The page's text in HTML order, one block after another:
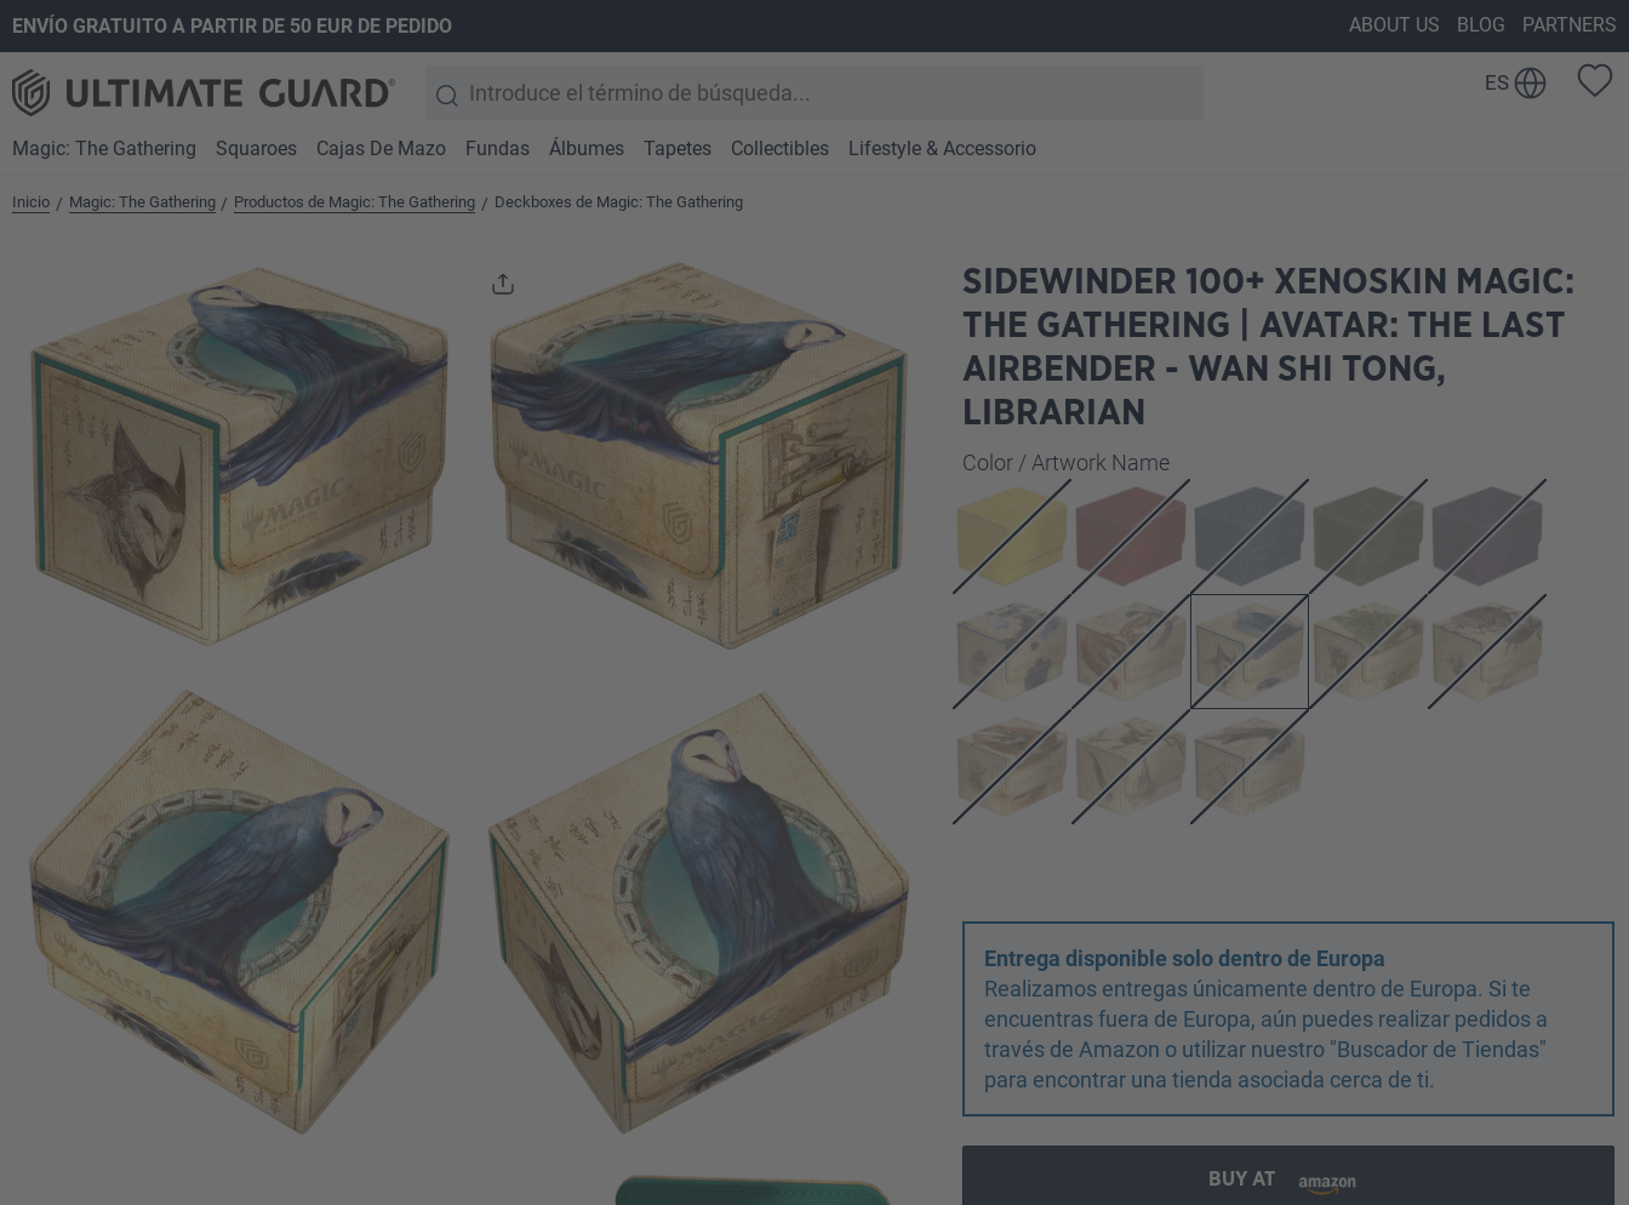
Saltar a la navegación principal
ENVÍO GRATUITO A PARTIR DE 50 EUR DE PEDIDO ABOUT US BLOG PARTNERS
ES
Magic: The Gathering Squaroes Cajas De Mazo Fundas Álbumes Tapetes Collectibles Lifestyle & Accessorio
Inicio / Magic: The Gathering / Productos de Magic: The Gathering / Deckboxes de Magic: The Gathering
SIDEWINDER 100+ XENOSKIN MAGIC:
THE GATHERING | AVATAR: THE LAST
AIRBENDER - WAN SHI TONG,
LIBRARIAN
Seleccione
Color / Artwork Name
Entrega disponible solo dentro de Europa
Realizamos entregas únicamente dentro de Europa. Si te
encuentras fuera de Europa, aún puedes realizar pedidos a
través de Amazon o utilizar nuestro "Buscador de Tiendas"
para encontrar una tienda asociada cerca de ti.
BUY AT